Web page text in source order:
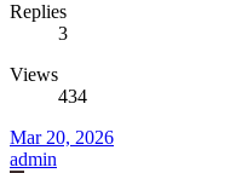
Replies
3
Views
434
Mar 20, 2026
admin